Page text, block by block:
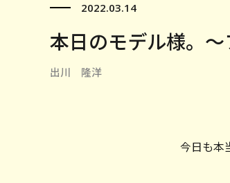
2022.03.14
本日のモデル様。
出川 隆洋
今日も本